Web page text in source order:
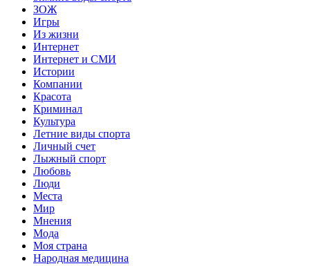
ЗОЖ
Игры
Из жизни
Интернет
Интернет и СМИ
Истории
Компании
Красота
Криминал
Культура
Летние виды спорта
Личный счет
Лыжный спорт
Любовь
Люди
Места
Мир
Мнения
Мода
Моя страна
Народная медицина